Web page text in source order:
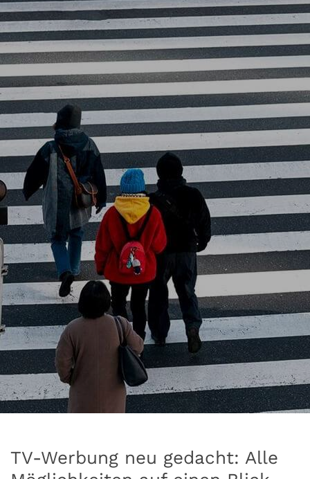
TV-Werbung neu gedacht: Alle